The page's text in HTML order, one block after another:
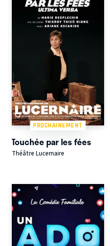
PROCHAINEMENT
Touchée par les fées
Théâtre Lucernaire